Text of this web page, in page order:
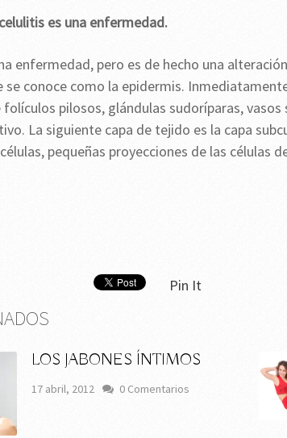
es una enfermedad.
enfermedad, pero es de hecho una
se conoce como la epidermis.
folículos pilosos, glándulas sudoríparas,
La siguiente capa de tejido es la capa
pequeñas proyecciones de las células
Pin It
LOS JABONES ÍNTIMOS
17 abril, 2012 0 Comentarios